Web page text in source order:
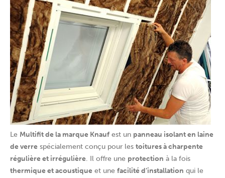
Le Multifit de la marque Knauf est un panneau isolant en laine
de verre spécialement conçu pour les toitures à charpente
régulière et irrégulière. Il offre une protection à la fois
thermique et acoustique et une facilité d’installation qui le